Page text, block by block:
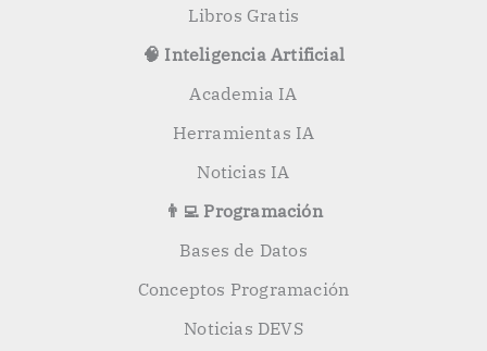
Libros Gratis
🧠 Inteligencia Artificial
Academia IA
Herramientas IA
Noticias IA
👨‍💻 Programación
Bases de Datos
Conceptos Programación
Noticias DEVS